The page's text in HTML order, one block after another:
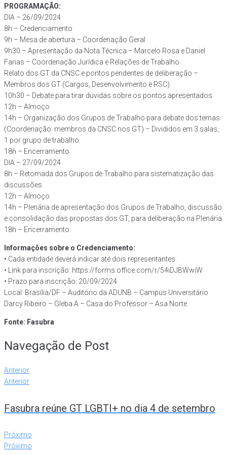
PROGRAMAÇÃO:
DIA – 26/09/2024
8h – Credenciamento
9h – Mesa de abertura – Coordenação Geral
9h30 – Apresentação da Nota Técnica – Marcelo Rosa e Daniel
Farias – Coordenação Jurídica e Relações de Trabalho
Relato dos GT da CNSC e pontos pendentes de deliberação –
Membros dos GT (Cargos, Desenvolvimento e RSC).
10h30 – Debate para tirar dúvidas sobre os pontos apresentados
12h – Almoço
14h – Organização dos Grupos de Trabalho para debate dos temas
(Coordenação: membros da CNSC nos GT) – Divididos em 3 salas,
1 por grupo de trabalho.
18h – Encerramento
DIA – 27/09/2024
8h – Retomada dos Grupos de Trabalho para sistematização das
discussões
12h – Almoço
14h – Plenária de apresentação dos Grupos de Trabalho, discussão
e consolidação das propostas dos GT, para deliberação na Plenária
18h – Encerramento.
Informações sobre o Credenciamento:
• Cada entidade deverá indicar até dois representantes.
• Link para inscrição: https://forms.office.com/r/54iDJBWwiW
• Prazo para inscrição: 20/09/2024
Local: Brasília/DF – Auditório da ADUNB – Campus Universitário
Darcy Ribeiro – Gleba A – Casa do Professor – Asa Norte.
Fonte: Fasubra
Navegação de Post
Anterior
Anterior
Fasubra reúne GT LGBTI+ no dia 4 de setembro
Próximo
Próximo